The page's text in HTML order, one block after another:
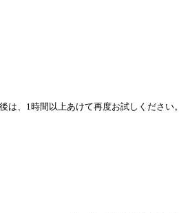
、1時間以上あけて再度お試しください。